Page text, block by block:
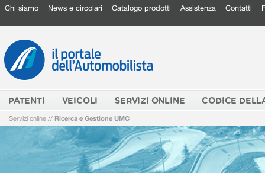
Chi siamo News e circolari Catalogo prodotti Assistenza Contatti
PATENTI VEICOLI SERVIZI ONLINE CODICE
Servizi online // Ricerca e Gestione UMC